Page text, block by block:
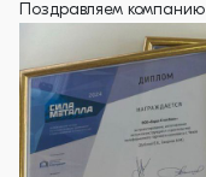
Поздравляем